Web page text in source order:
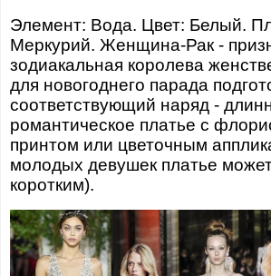
Элемент: Вода. Цвет: Белый.
Меркурий. Женщина-Рак -
зодиакальная королева
для новогоднего парада
соответствующий наряд -
романтическое платье с
принтом или цветочным
молодых девушек платье
коротким).